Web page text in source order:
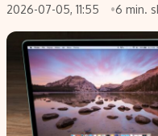
2026-07-05, 11:55
6 min.